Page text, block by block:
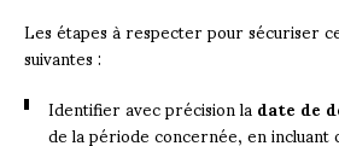
Les étapes à respecter pour sécuriser
suivantes :
Identifier avec précision ladate de
de la période concernée, en